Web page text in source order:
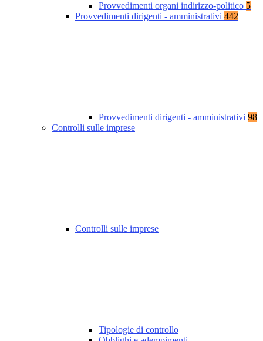
Provvedimenti organi indirizzo-politico 5
Provvedimenti dirigenti - amministrativi 442
Provvedimenti dirigenti - amministrativi 98
Controlli sulle imprese
Controlli sulle imprese
Tipologie di controllo